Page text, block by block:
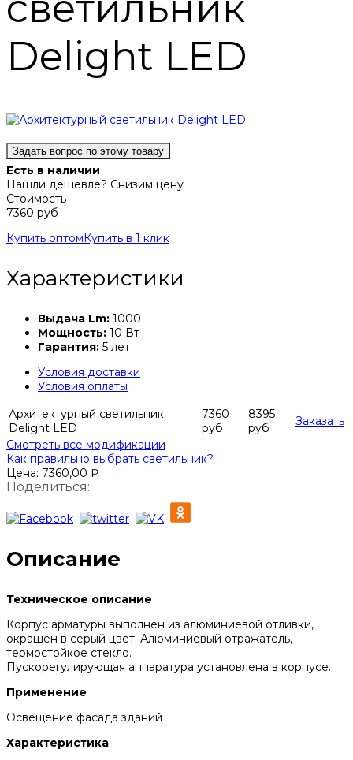
Delight LED
Задать вопрос по этому товару
Есть в наличии
Нашли дешевле? Снизим цену
Стоимость
7360 руб
Купить оптом Купить в 1 клик
Характеристики
Выдача Lm: 1000
Мощность: 10 Вт
Гарантия: 5 лет
Условия доставки
Условия оплаты
Архитектурный светильник
Delight LED
7360
руб
8395
руб
Заказать
Смотреть все модификации
Как правильно выбрать светильник?
Цена: 7360,00 ₽
Поделиться:
Описание
Техническое описание
Корпус арматуры выполнен из алюминиевой отливки,
окрашен в серый цвет. Алюминиевый отражатель,
термостойкое стекло.
Пускорегулирующая аппаратура установлена в корпусе.
Применение
Освещение фасада зданий
Характеристика